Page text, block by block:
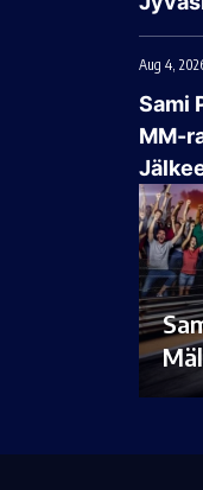
Aug 4,
Sami
MM-